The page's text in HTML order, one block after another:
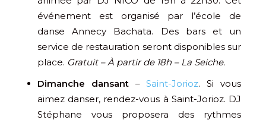
événement est organisé par l’école de
danse Annecy Bachata. Des bars et un
service de restauration seront disponibles sur
place. Gratuit – À partir de 18h – La Seiche.
Dimanche dansant–Saint-Jorioz. Si vous
aimez danser, rendez-vous à Saint-Jorioz. DJ
Stéphane vous proposera des rythmes